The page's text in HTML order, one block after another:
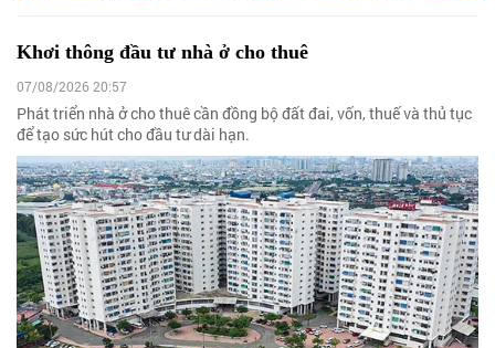
Khơi thông đầu tư nhà ở cho thuê
07/08/2026 20:57
Phát triển nhà ở cho thuê cần đồng bộ đất đai, vốn, thuế và thủ tục
để tạo sức hút cho đầu tư dài hạn.